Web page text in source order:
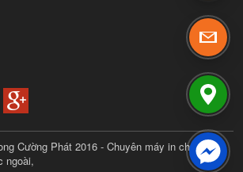
Cường Phát 2016 - Chuyên máy in chuyển
ngoài,